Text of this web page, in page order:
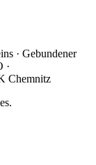
· Gebundener
·
Chemnitz